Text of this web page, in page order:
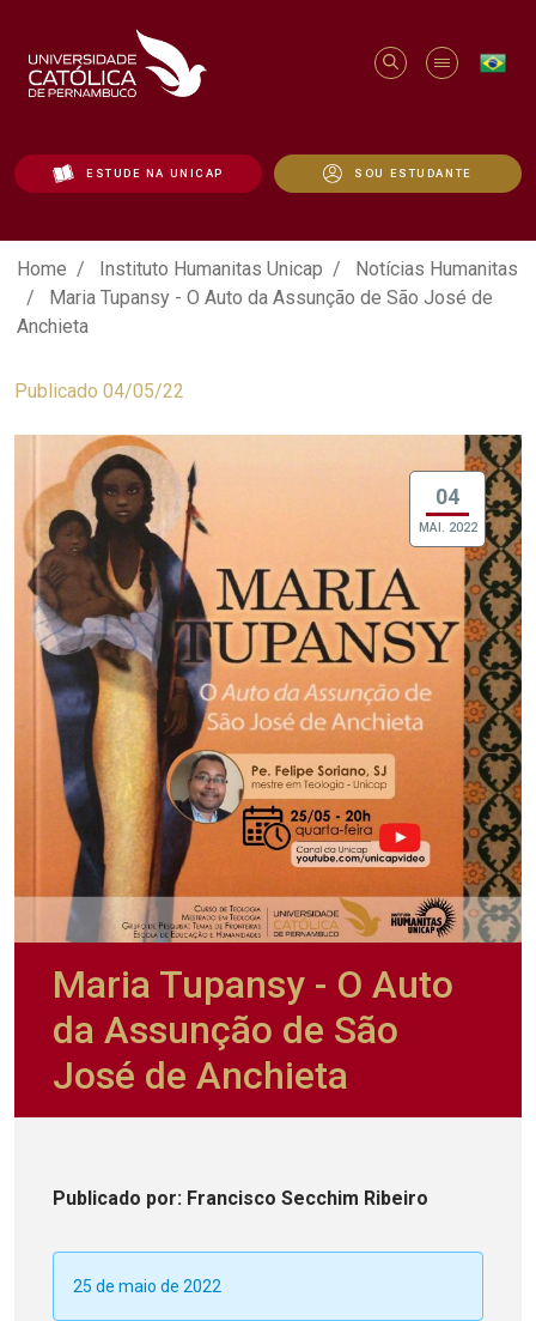
ESTUDE NA UNICAP SOU ESTUDANTE
Maria Tupansy - O Auto da Assunção
Home Instituto Humanitas Unicap
Notícias Humanitas
Maria Tupansy - O Auto da Assunção de São José de
Anchieta
Publicado 04/05/22
04
MAI. 2022
Maria Tupansy - O Auto
da Assunção de São
José de Anchieta
Publicado por: Francisco Secchim Ribeiro
25 de maio de 2022